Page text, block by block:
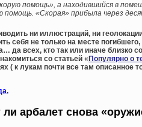
помощь», а находившийся в
помощь. «Скорая» прибыла через
ни иллюстраций, ни
себя не только на месте
да всех, кто так или иначе близко
со статьей « Популярно о
( к лукам почти все там описанное
ли арбалет снова